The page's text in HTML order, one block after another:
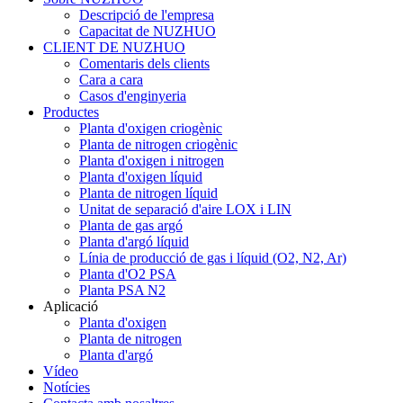
Descripció de l'empresa
Capacitat de NUZHUO
CLIENT DE NUZHUO
Comentaris dels clients
Cara a cara
Casos d'enginyeria
Productes
Planta d'oxigen criogènic
Planta de nitrogen criogènic
Planta d'oxigen i nitrogen
Planta d'oxigen líquid
Planta de nitrogen líquid
Unitat de separació d'aire LOX i LIN
Planta de gas argó
Planta d'argó líquid
Línia de producció de gas i líquid (O2, N2, Ar)
Planta d'O2 PSA
Planta PSA N2
Aplicació
Planta d'oxigen
Planta de nitrogen
Planta d'argó
Vídeo
Notícies